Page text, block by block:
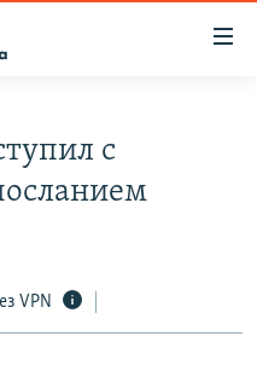
с
VPN